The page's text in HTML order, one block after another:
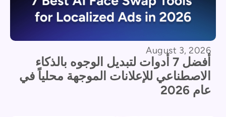
August 3, 2026
أفضل 7 أدوات لتبديل الوجوه بالذكاء
الاصطناعي للإعلانات الموجهة محلياً في
عام 2026